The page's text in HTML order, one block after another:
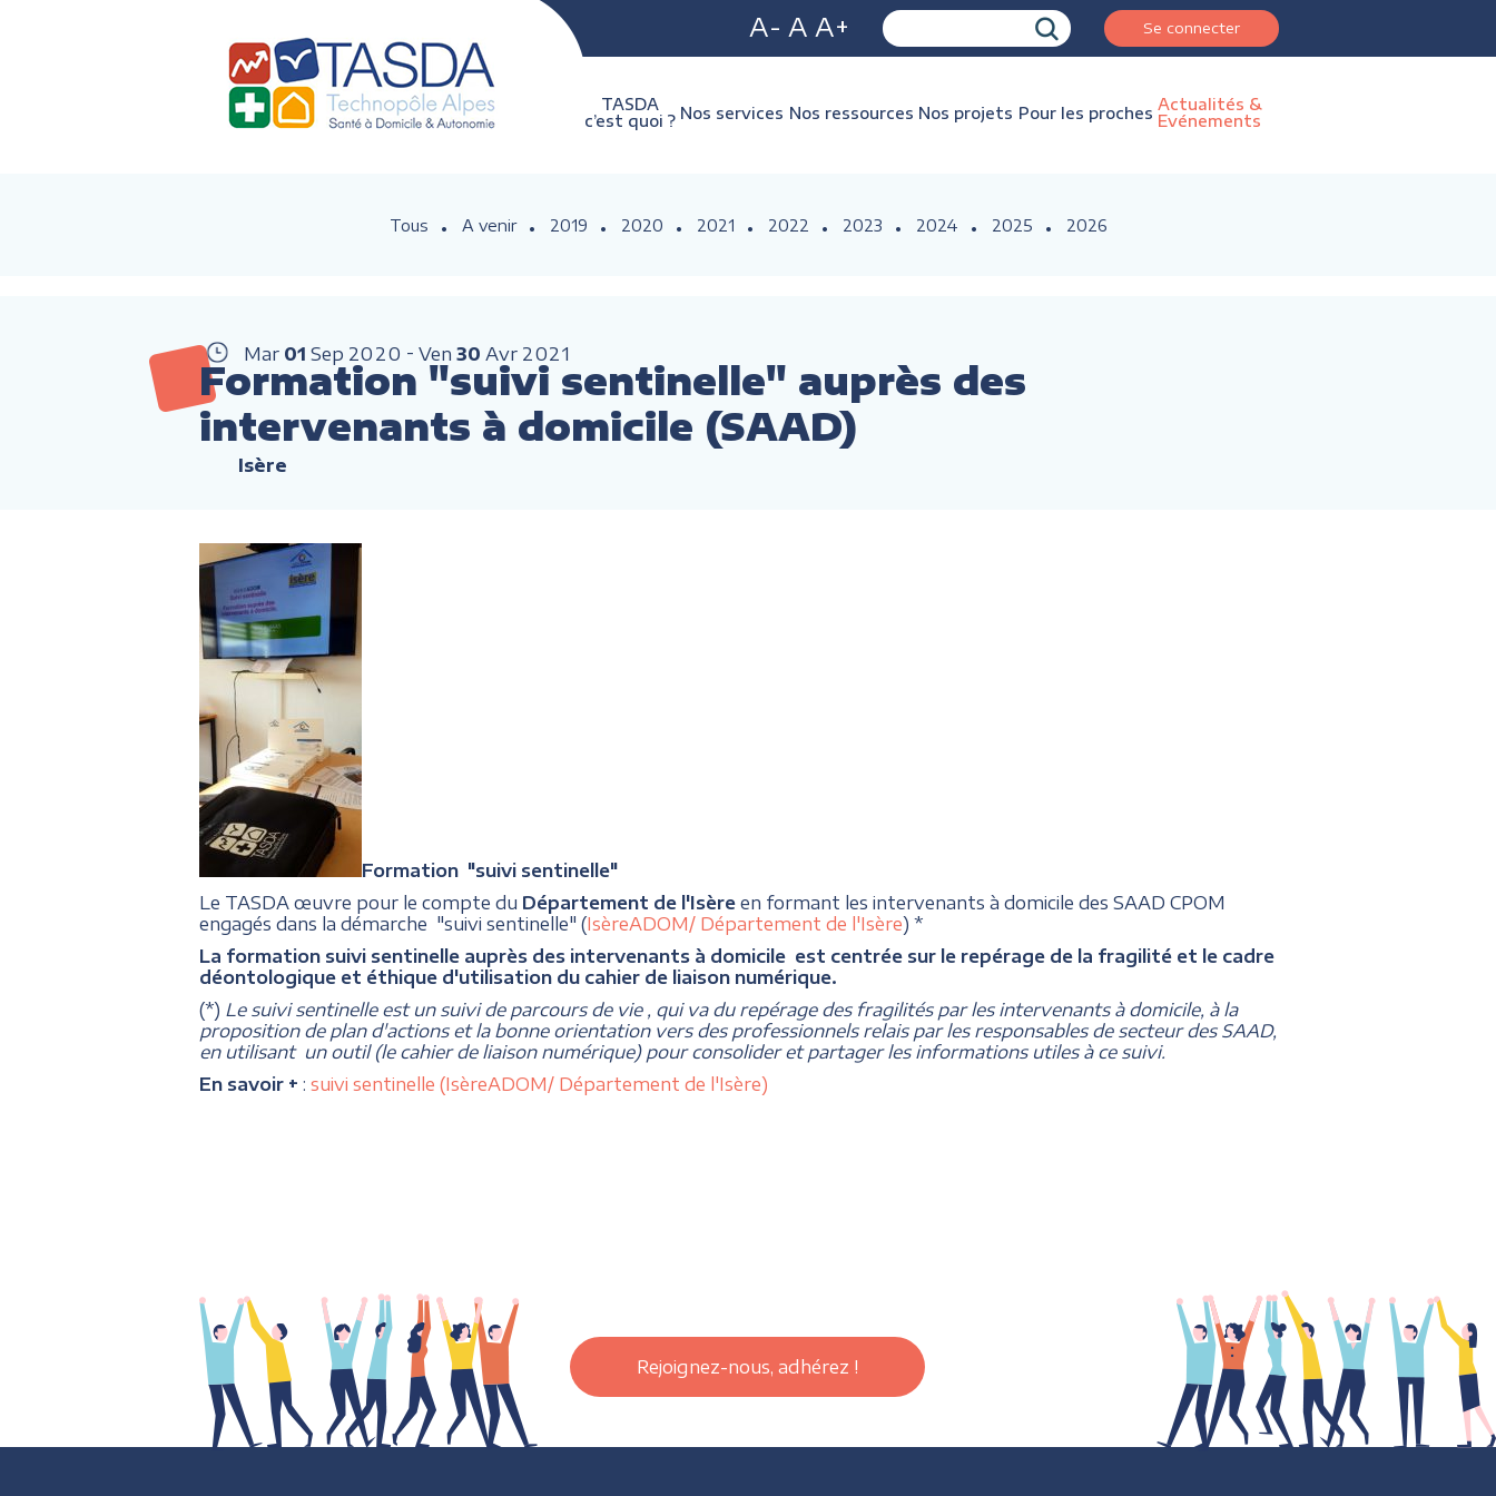
A- A A+ Se connecter
TASDA
c’est quoi ? Nos services Nos ressources Nos projets Pour les proches Actualités &
Evénements
Tous A venir 2019 2020 2021 2022 2023 2024 2025 2026
Mar 01 Sep 2020 Ven 30 Avr 2021
Formation "suivi sentinelle" auprès des
intervenants à domicile (SAAD)
Isère
Formation "suivi sentinelle"
Le TASDA œuvre pour le compte du Département de l'Isèreen formant les intervenants à domicile des SAAD CPOM
engagés dans la démarche "suivi sentinelle" (IsèreADOM/ Département de l'Isère) *
La formation suivi sentinelle auprès des intervenants à domicile est centrée sur le repérage de la fragilité et le cadre
déontologique et éthique d'utilisation du cahier de liaison numérique.
(*) Le suivi sentinelle est un suivi de parcours de vie , qui va du repérage des fragilités par les intervenants à domicile, à la
proposition de plan d'actions et la bonne orientation vers des professionnels relais par les responsables de secteur des SAAD,
en utilisant un outil (le cahier de liaison numérique) pour consolider et partager les informations utiles à ce suivi.
En savoir + : suivi sentinelle (IsèreADOM/ Département de l'Isère)
Rejoignez-nous, adhérez !